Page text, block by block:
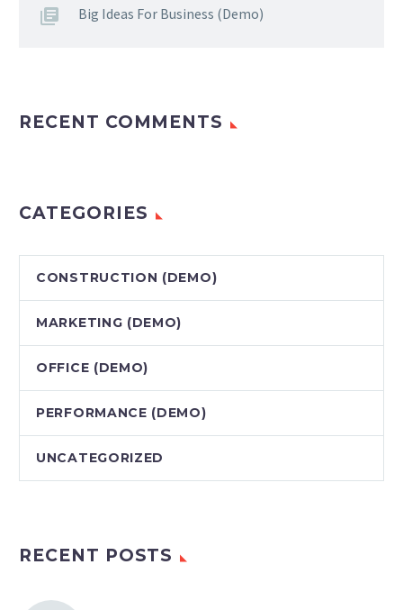
Big Ideas For Business (Demo)
RECENT COMMENTS
CATEGORIES
CONSTRUCTION (DEMO)
MARKETING (DEMO)
OFFICE (DEMO)
PERFORMANCE (DEMO)
UNCATEGORIZED
RECENT POSTS